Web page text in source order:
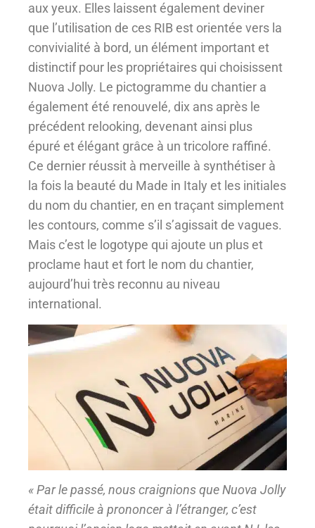
aux yeux. Elles laissent également deviner
que l’utilisation de ces RIB est orientée vers la
convivialité à bord, un élément important et
distinctif pour les propriétaires qui choisissent
Nuova Jolly. Le pictogramme du chantier a
également été renouvelé, dix ans après le
précédent relooking, devenant ainsi plus
épuré et élégant grâce à un tricolore raffiné.
Ce dernier réussit à merveille à synthétiser à
la fois la beauté du Made in Italy et les initiales
du nom du chantier, en en traçant simplement
les contours, comme s’il s’agissait de vagues.
Mais c’est le logotype qui ajoute un plus et
proclame haut et fort le nom du chantier,
aujourd’hui très reconnu au niveau
international.
« Par le passé, nous craignions que Nuova Jolly
était difficile à prononcer à l’étranger, c’est